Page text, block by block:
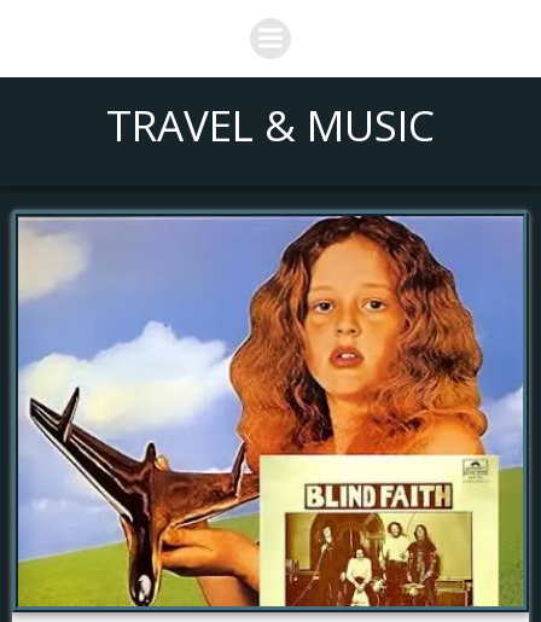
Saltar
al
contenido
TRAVEL & MUSIC